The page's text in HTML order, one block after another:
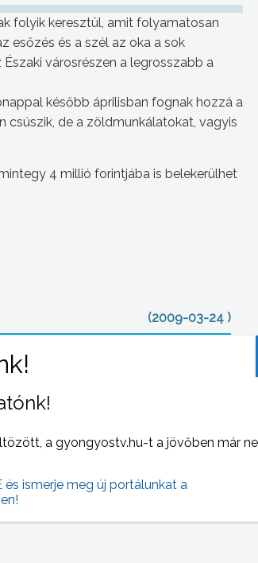
folyik keresztül, amit folyamatosan
esőzés és a szél az oka a sok
városrészen a legrosszabb a
később áprilisban fognak hozzá a
csúszik, de a zöldmunkálatokat, vagyis
4 millió forintjába is belekerülhet
(2009-03-24 )
egészségügyi minisztérium több
a gyongyostv.hu-t a jövőben már
és ismerje meg új portálunkat a